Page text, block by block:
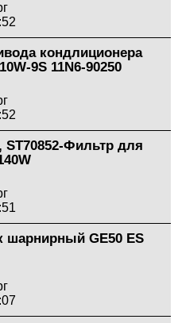
кондлиционера
9S 11N6-90250
ST70852-Фильтр для
шарнирный GE50 ES